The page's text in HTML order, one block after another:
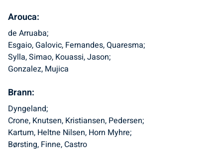
Arouca:
de Arruaba;
Esgaio, Galovic, Fernandes, Quaresma;
Sylla, Simao, Kouassi, Jason;
Gonzalez, Mujica
Brann:
Dyngeland;
Crone, Knutsen, Kristiansen, Pedersen;
Kartum, Heltne Nilsen, Horn Myhre;
Børsting, Finne, Castro